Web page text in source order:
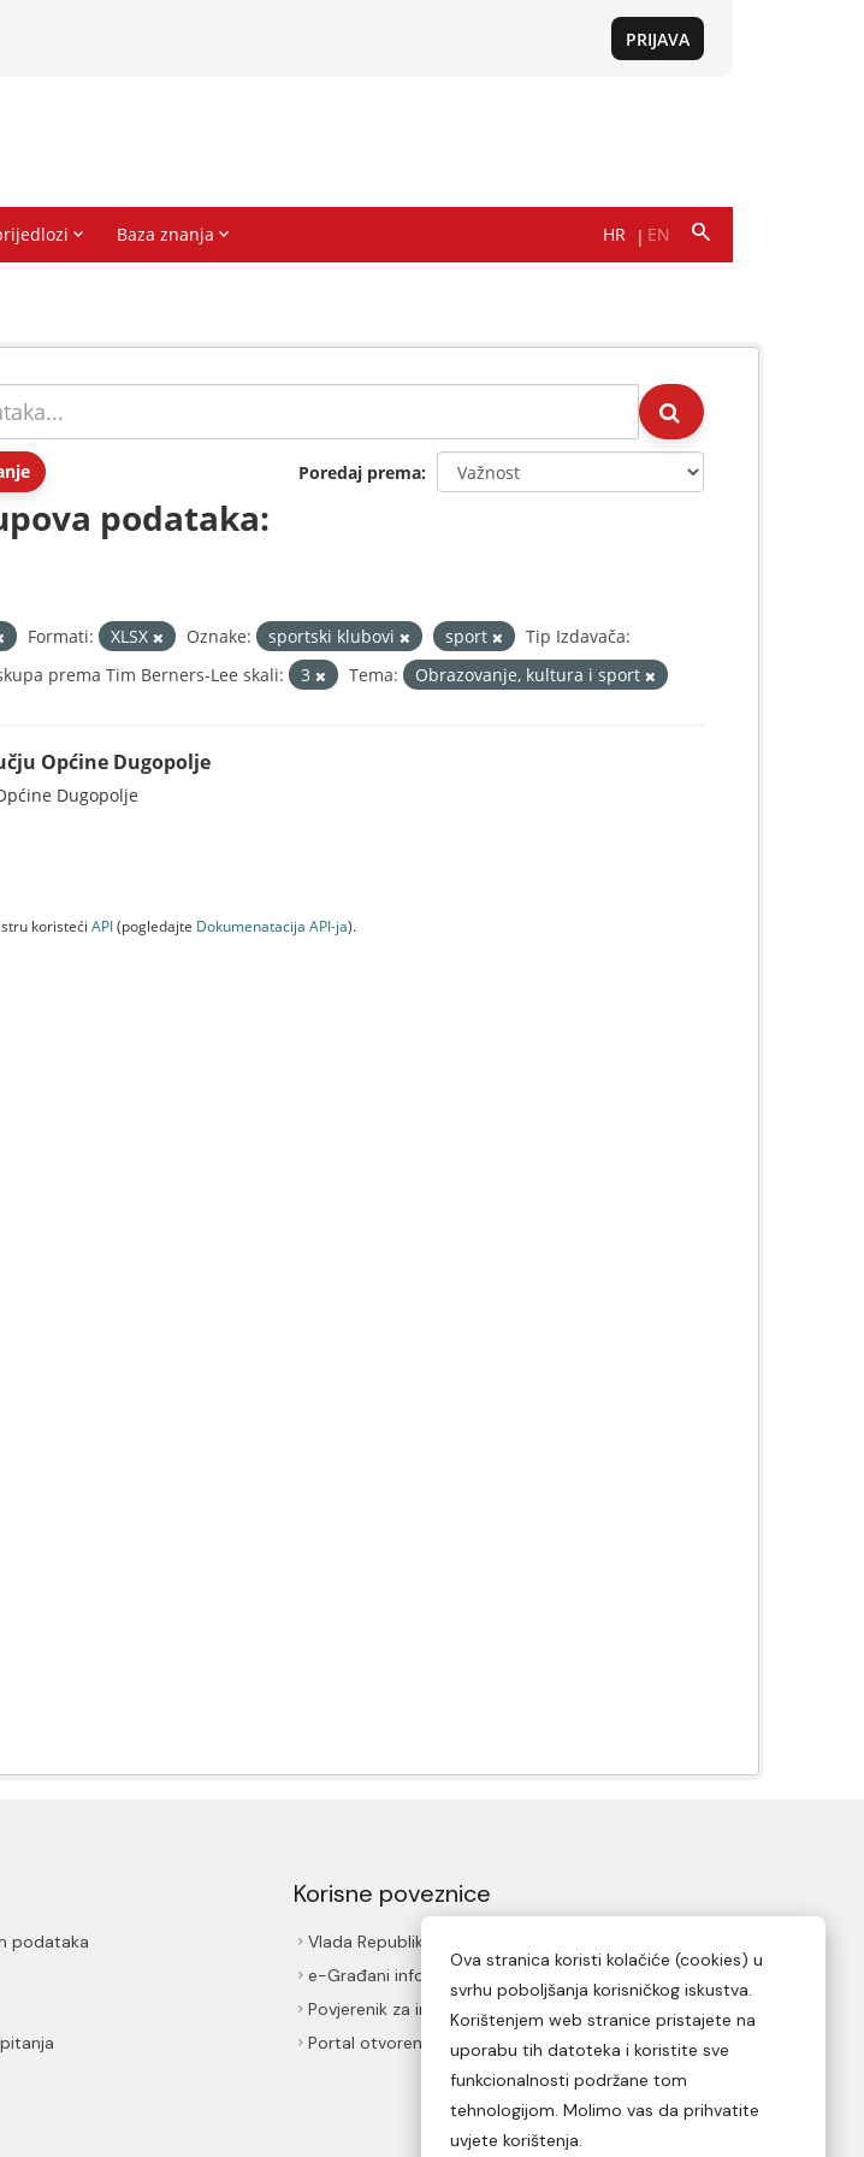
Poredaj prema
podataka:
Formati: XLSX Oznake: sportski klubovi sport
Tip Izdavača:
prema Tim Berners-Lee skali: 3 Tema: Obrazovanje, kultura i sport
Općine Dugopolje
Dugopolje
koristeći API(pogledajte Dokumenаtаcijа API-jа).